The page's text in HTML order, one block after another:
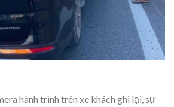
hành trình trên xe khách ghi lại, sự